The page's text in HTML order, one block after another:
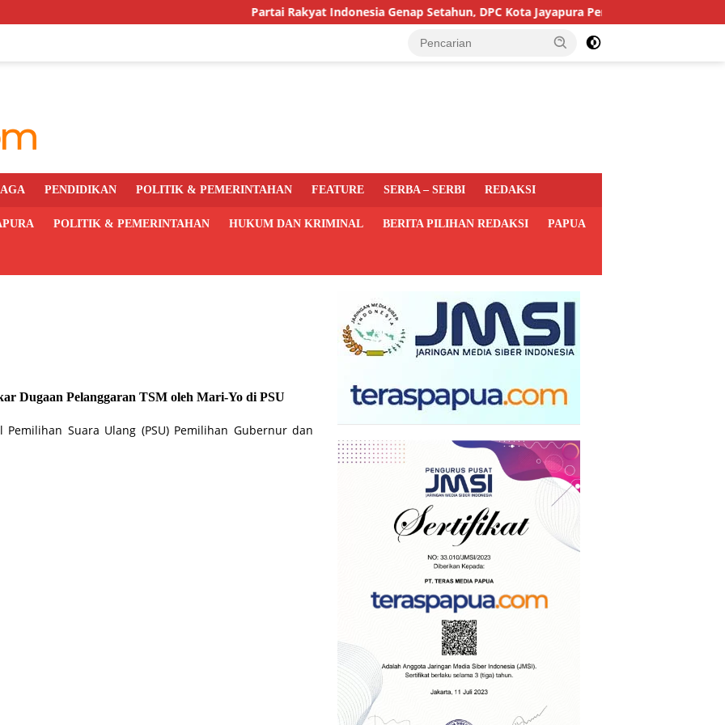
Partai Rakyat Indonesia Genap Setahun, DPC Kota Jayapura Perkuat Basis dan Sasar Pemilu 2029
PENDIDIKAN POLITIK & PEMERINTAHAN FEATURE SERBA – SERBI REDAKSI
POLITIK & PEMERINTAHAN HUKUM DAN KRIMINAL BERITA PILIHAN REDAKSI PAPUA
Dugaan Pelanggaran TSM oleh Mari-Yo di PSU
Pemilihan Suara Ulang (PSU) Pemilihan Gubernur dan